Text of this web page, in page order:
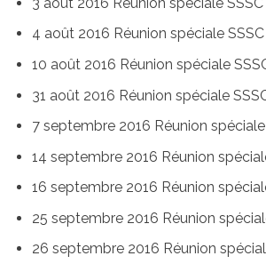
4 août 2016 Réunion spéciale SSSC
10 août 2016 Réunion spéciale
31 août 2016 Réunion spéciale
7 septembre 2016 Réunion spéciale
14 septembre 2016 Réunion
16 septembre 2016 Réunion
25 septembre 2016 Réunion
26 septembre 2016 Réunion